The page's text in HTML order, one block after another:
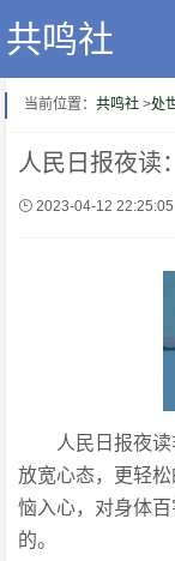
共鸣社
当前位置： 共鸣社 >处
人民日报夜读
2023-04-12 22:25:05
人民日报夜
放宽心态，更轻
恼入心，对身体
的。